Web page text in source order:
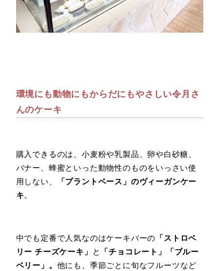
環境にも動物にもからだにもやさしい令月さ
んのケーキ
購入できるのは、小麦粉や乳製品、卵や白砂糖、
バナー、蜂蜜といった動物性のものをいっさい使
用しない、
「プラントベース」のヴィーガンケー
キ。
中でも定番で人気なのはケーキバーの 「ストロベ
リー チーズケーキ」 と 「チョコレート」「ブルー
ベリー」。 他にも、季節ごとに旬なフルーツなど